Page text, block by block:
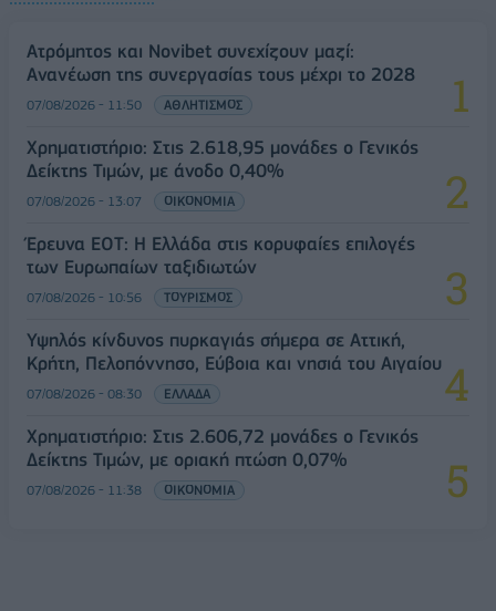
Ατρόμητος και Novibet συνεχίζουν μαζί:
Ανανέωση της συνεργασίας τους μέχρι το 2028
07/08/2026 - 11:50 ΑΘΛΗΤΙΣΜΟΣ
Χρηματιστήριο: Στις 2.618,95 μονάδες ο Γενικός
Δείκτης Τιμών, με άνοδο 0,40%
07/08/2026 - 13:07 ΟΙΚΟΝΟΜΙΑ
Έρευνα ΕΟΤ: Η Ελλάδα στις κορυφαίες επιλογές
των Ευρωπαίων ταξιδιωτών
07/08/2026 - 10:56 ΤΟΥΡΙΣΜΟΣ
Υψηλός κίνδυνος πυρκαγιάς σήμερα σε Αττική,
Κρήτη, Πελοπόννησο, Εύβοια και νησιά του Αιγαίου
07/08/2026 - 08:30 ΕΛΛΑΔΑ
Χρηματιστήριο: Στις 2.606,72 μονάδες ο Γενικός
Δείκτης Τιμών, με οριακή πτώση 0,07%
07/08/2026 - 11:38 ΟΙΚΟΝΟΜΙΑ